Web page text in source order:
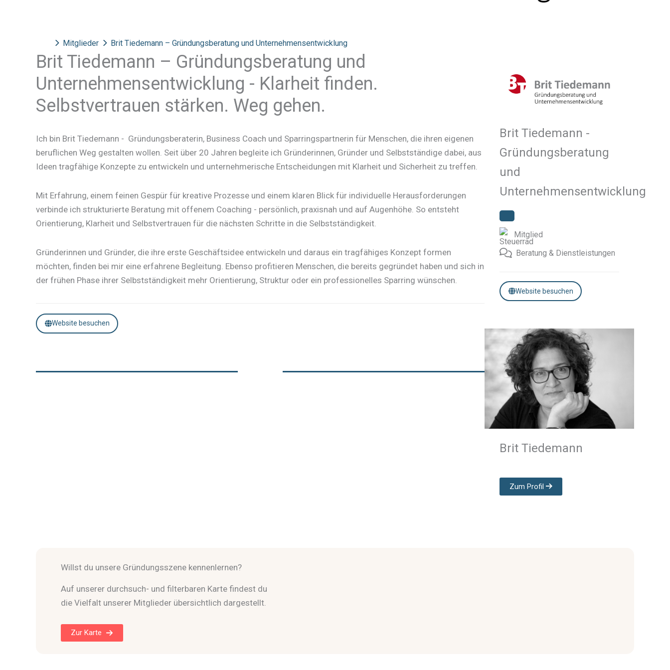
Mitglieder Brit Tiedemann – Gründungsberatung und Unternehmensentwicklung
Brit Tiedemann – Gründungsberatung und
Unternehmensentwicklung - Klarheit finden.
Selbstvertrauen stärken. Weg gehen.
Ich bin Brit Tiedemann - Gründungsberaterin, Business Coach und Sparringspartnerin für Menschen, die ihren eigenen
beruflichen Weg gestalten wollen. Seit über 20 Jahren begleite ich Gründerinnen, Gründer und Selbstständige dabei, aus
Ideen tragfähige Konzepte zu entwickeln und unternehmerische Entscheidungen mit Klarheit und Sicherheit zu treffen.
Mit Erfahrung, einem feinen Gespür für kreative Prozesse und einem klaren Blick für individuelle Herausforderungen
verbinde ich strukturierte Beratung mit offenem Coaching - persönlich, praxisnah und auf Augenhöhe. So entsteht
Orientierung, Klarheit und Selbstvertrauen für die nächsten Schritte in die Selbstständigkeit.
Gründerinnen und Gründer, die ihre erste Geschäftsidee entwickeln und daraus ein tragfähiges Konzept formen
möchten, finden bei mir eine erfahrene Begleitung. Ebenso profitieren Menschen, die bereits gegründet haben und sich in
der frühen Phase ihrer Selbstständigkeit mehr Orientierung, Struktur oder ein professionelles Sparring wünschen.
Website besuchen
Brit Tiedemann -
Gründungsberatung
und
Unternehmensentwicklung
Mitglied
Beratung & Dienstleistungen
Website besuchen
Brit Tiedemann
Zum Profil
Willst du unsere Gründungsszene kennenlernen?
Auf unserer durchsuch- und filterbaren Karte findest du
die Vielfalt unserer Mitglieder übersichtlich dargestellt.
Zur Karte